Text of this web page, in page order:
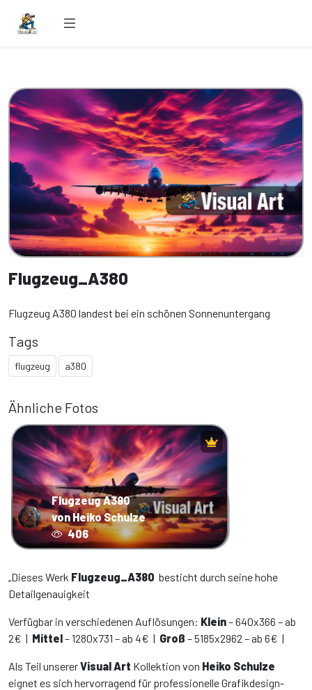
Flugzeug_A380
Flugzeug A380 landest bei ein schönen Sonnenuntergang
Tags
flugzeug a380
Ähnliche Fotos
Flugzeug A380
von Heiko Schulze
406
„Dieses Werk Flugzeug_A380 besticht durch seine hohe
Detailgenauigkeit
Verfügbar in verschiedenen Auflösungen: Klein– 640x366 – ab
2€ | Mittel– 1280x731 – ab 4€ | Groß – 5185x2962 – ab 6€ |
Als Teil unsererVisual Art Kollektion von Heiko Schulze
eignet es sich hervorragend für professionelle Grafikdesign-